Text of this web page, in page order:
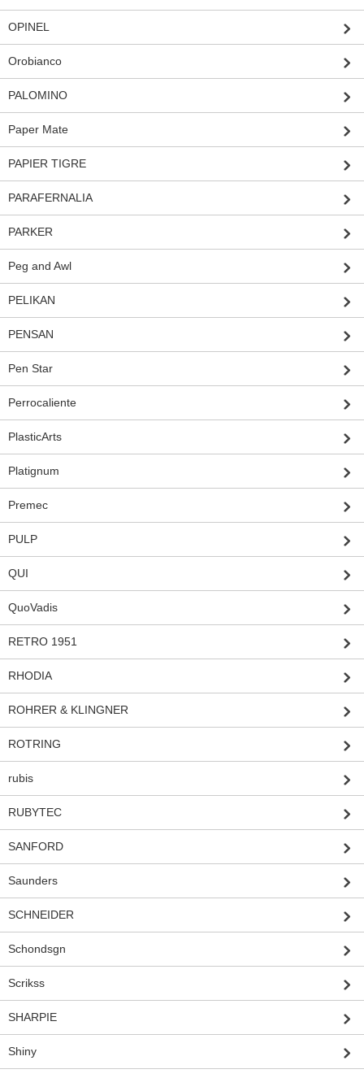
OPINEL
Orobianco
PALOMINO
Paper Mate
PAPIER TIGRE
PARAFERNALIA
PARKER
Peg and Awl
PELIKAN
PENSAN
Pen Star
Perrocaliente
PlasticArts
Platignum
Premec
PULP
QUI
QuoVadis
RETRO 1951
RHODIA
ROHRER & KLINGNER
ROTRING
rubis
RUBYTEC
SANFORD
Saunders
SCHNEIDER
Schondsgn
Scrikss
SHARPIE
Shiny